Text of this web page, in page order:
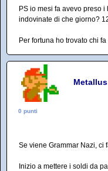
PS io mesi fa avevo preso
indovinate di che giorno?
Per fortuna ho trovato chi
Metallus
0 punti
Se viene Grammar Nazi, ci
Inizio a mettere i soldi da